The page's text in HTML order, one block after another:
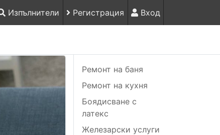
Изпълнители Регистрация Вход
Ремонт на баня
Ремонт на кухня
Боядисване с
латекс
Железарски услуги